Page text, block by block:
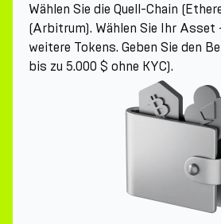
Wählen Sie die Quell-Chain
(Arbitrum). Wählen Sie Ihr Asset
weitere Tokens. Geben Sie den
bis zu 5.000 $ ohne KYC).